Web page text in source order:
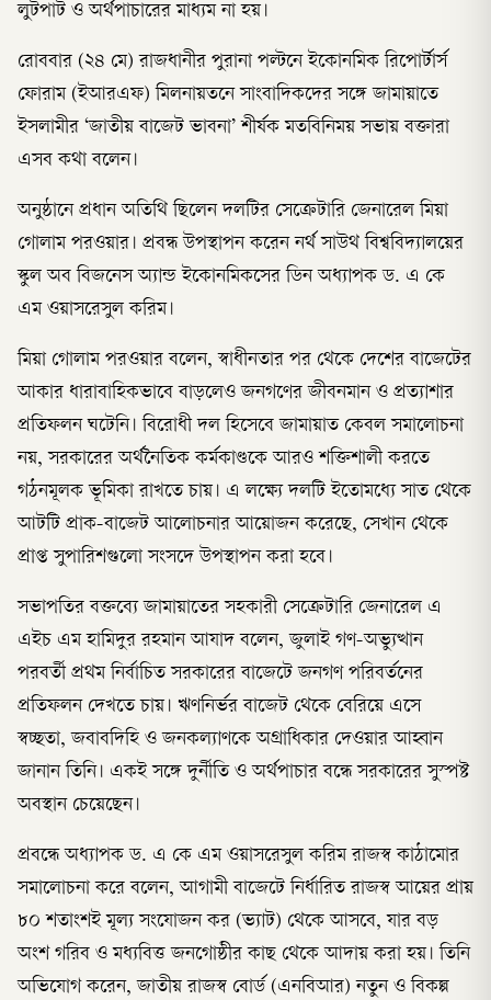
লুটপাট ও অর্থপাচারের মাধ্যম না হয়।
রোববার (২৪ মে) রাজধানীর পুরানা পল্টনে ইকোনমিক রিপোর্টার্স
ফোরাম (ইআরএফ) মিলনায়তনে সাংবাদিকদের সঙ্গে জামায়াতে
ইসলামীর ‘জাতীয় বাজেট ভাবনা’ শীর্ষক মতবিনিময় সভায় বক্তারা
এসব কথা বলেন।
অনুষ্ঠানে প্রধান অতিথি ছিলেন দলটির সেক্রেটারি জেনারেল মিয়া
গোলাম পরওয়ার। প্রবন্ধ উপস্থাপন করেন নর্থ সাউথ বিশ্ববিদ্যালয়ের
স্কুল অব বিজনেস অ্যান্ড ইকোনমিকসের ডিন অধ্যাপক ড. এ কে
এম ওয়াসরেসুল করিম।
মিয়া গোলাম পরওয়ার বলেন, স্বাধীনতার পর থেকে দেশের বাজেটের
আকার ধারাবাহিকভাবে বাড়লেও জনগণের জীবনমান ও প্রত্যাশার
প্রতিফলন ঘটেনি। বিরোধী দল হিসেবে জামায়াত কেবল সমালোচনা
নয়, সরকারের অর্থনৈতিক কর্মকাণ্ডকে আরও শক্তিশালী করতে
গঠনমূলক ভূমিকা রাখতে চায়। এ লক্ষ্যে দলটি ইতোমধ্যে সাত থেকে
আটটি প্রাক-বাজেট আলোচনার আয়োজন করেছে, সেখান থেকে
প্রাপ্ত সুপারিশগুলো সংসদে উপস্থাপন করা হবে।
সভাপতির বক্তব্যে জামায়াতের সহকারী সেক্রেটারি জেনারেল এ
এইচ এম হামিদুর রহমান আযাদ বলেন, জুলাই গণ-অভ্যুত্থান
পরবর্তী প্রথম নির্বাচিত সরকারের বাজেটে জনগণ পরিবর্তনের
প্রতিফলন দেখতে চায়। ঋণনির্ভর বাজেট থেকে বেরিয়ে এসে
স্বচ্ছতা, জবাবদিহি ও জনকল্যাণকে অগ্রাধিকার দেওয়ার আহ্বান
জানান তিনি। একই সঙ্গে দুর্নীতি ও অর্থপাচার বন্ধে সরকারের সুস্পষ্ট
অবস্থান চেয়েছেন।
প্রবন্ধে অধ্যাপক ড. এ কে এম ওয়াসরেসুল করিম রাজস্ব কাঠামোর
সমালোচনা করে বলেন, আগামী বাজেটে নির্ধারিত রাজস্ব আয়ের প্রায়
৮০ শতাংশই মূল্য সংযোজন কর (ভ্যাট) থেকে আসবে, যার বড়
অংশ গরিব ও মধ্যবিত্ত জনগোষ্ঠীর কাছ থেকে আদায় করা হয়। তিনি
অভিযোগ করেন, জাতীয় রাজস্ব বোর্ড (এনবিআর) নতুন ও বিকল্প